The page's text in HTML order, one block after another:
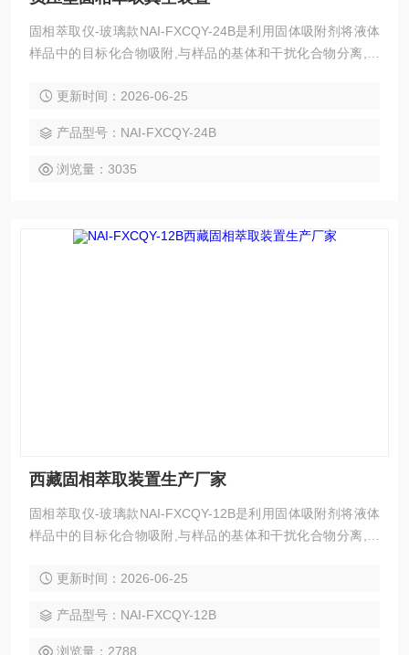
固相萃取仪-玻璃款NAI-FXCQY-24B是利用固体吸附剂将液体
样品中的目标化合物吸附,与样品的基体和干扰化合物分离,然
目的（即样品的分离，净化和富集），24孔方形固相萃取仪目
真空装置
更新时间：2026-06-25
产品型号：NAI-FXCQY-24B
浏览量：3035
西藏固相萃取装置生产厂家
固相萃取仪-玻璃款NAI-FXCQY-12B是利用固体吸附剂将液体
样品中的目标化合物吸附,与样品的基体和干扰化合物分离,然
目的（即样品的分离，净化和富集），12孔方形固相萃取仪目
置生产厂家
更新时间：2026-06-25
产品型号：NAI-FXCQY-12B
浏览量：2788